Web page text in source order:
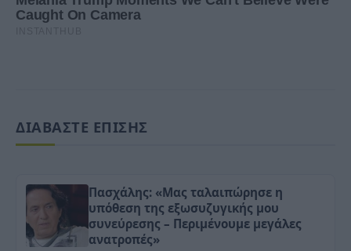
ΔΙΑΒΑΣΤΕ ΕΠΙΣΗΣ
Πασχάλης: «Μας ταλαιπώρησε η
υπόθεση της εξωσυζυγικής μου
συνεύρεσης – Περιμένουμε μεγάλες
ανατροπές»